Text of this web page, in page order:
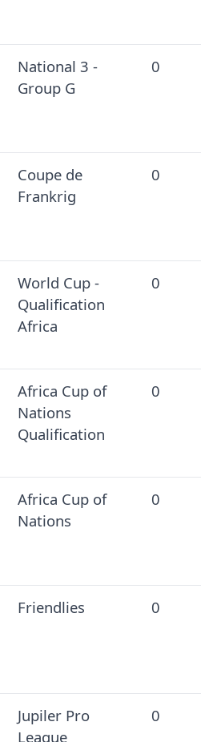
National 3 -
Group G
0
Coupe de
Frankrig
0
World Cup -
Qualification
Africa
0
Africa Cup of
Nations
Qualification
0
Africa Cup of
Nations
0
Friendlies 0
Jupiler Pro
League
0